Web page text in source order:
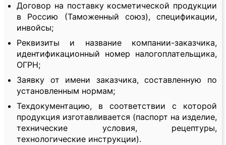
Договор на поставку косметической продукции
в Россию (Таможенный союз), спецификации,
инвойсы;
Реквизиты и название компании-заказчика,
идентификационный номер налогоплательщика,
ОГРН;
Заявку от имени заказчика, составленную по
установленным нормам;
Техдокументацию, в соответствии с которой
продукция изготавливается (паспорт на изделие,
технические условия, рецептуры,
технологические инструкции).